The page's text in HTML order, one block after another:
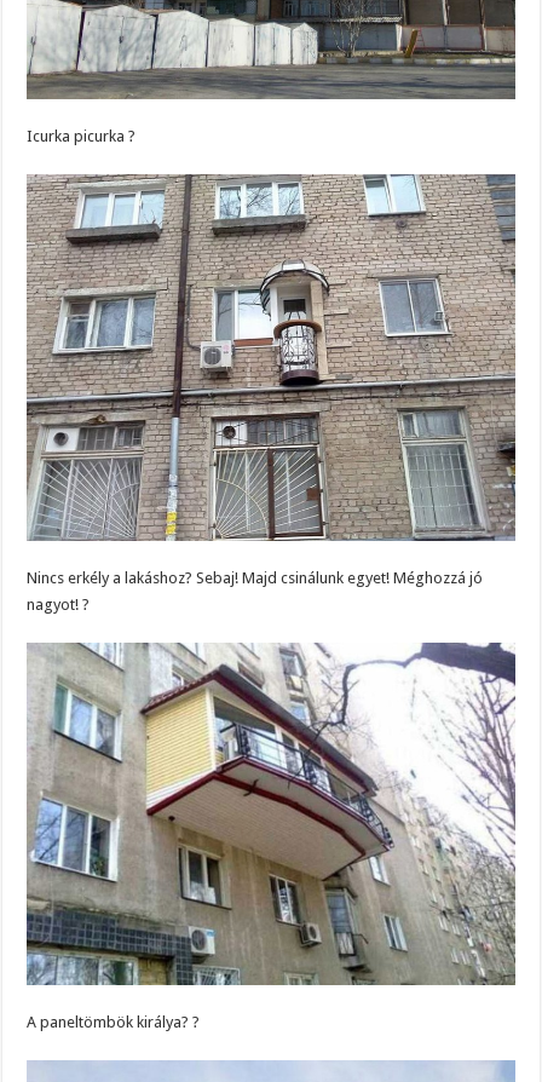
Icurka picurka ?
Nincs erkély a lakáshoz? Sebaj! Majd csinálunk egyet! Méghozzá jó
nagyot! ?
A paneltömbök királya? ?